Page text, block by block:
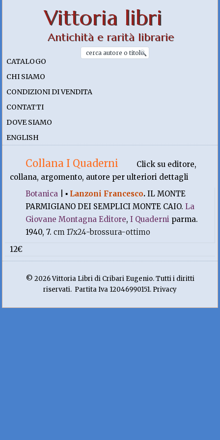
Vittoria libri
Antichità e rarità librarie
CATALOGO
CHI SIAMO
CONDIZIONI DI VENDITA
CONTATTI
DOVE SIAMO
ENGLISH
Collana I Quaderni
Click su editore,
collana, argomento, autore per ulteriori dettagli
Botanica |▪ Lanzoni Francesco.IL MONTE
PARMIGIANO DEI SEMPLICI MONTE CAIO.La
Giovane Montagna Editore,I Quaderni parma.
1940, 7.cm 17x24-brossura-ottimo
12€
© 2026 Vittoria Libri di Cribari Eugenio. Tutti i diritti
riservati. Partita Iva 12046990151. Privacy